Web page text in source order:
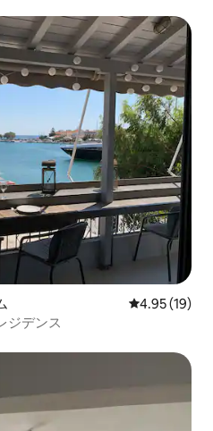
レビュー19
4.95 (19)
ジデンス